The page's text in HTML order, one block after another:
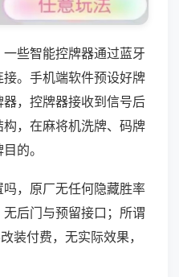
些智能控牌器通过蓝牙
。手机端软件预设好牌
，控牌器接收到信号后
，在麻将机洗牌、码牌
的。
，原厂无任何隐藏胜率
后门与预留接口；所谓
装付费，无实际效果，